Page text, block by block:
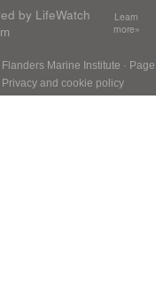
by LifeWatch
Learn
more»
Flanders Marine Institute · Page
Privacy and cookie policy